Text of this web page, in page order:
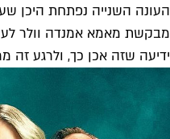
העונה השנייה נפתחת היכן
מבקשת מאמא אמנדה וולר
ידיעה שזה אכן כך, ולרגע זה